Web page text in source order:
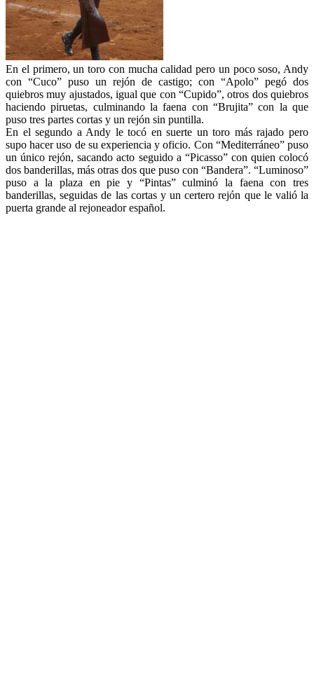
En el primero, un toro con mucha calidad pero un poco soso, Andy
con “Cuco” puso un rejón de castigo; con “Apolo” pegó dos
quiebros muy ajustados, igual que con “Cupido”, otros dos quiebros
haciendo piruetas, culminando la faena con “Brujita” con la que
puso tres partes cortas y un rejón sin puntilla.
En el segundo a Andy le tocó en suerte un toro más rajado pero
supo hacer uso de su experiencia y oficio. Con “Mediterráneo” puso
un único rejón, sacando acto seguido a “Picasso” con quien colocó
dos banderillas, más otras dos que puso con “Bandera”. “Luminoso”
puso a la plaza en pie y “Pintas” culminó la faena con tres
banderillas, seguidas de las cortas y un certero rejón que le valió la
puerta grande al rejoneador español.